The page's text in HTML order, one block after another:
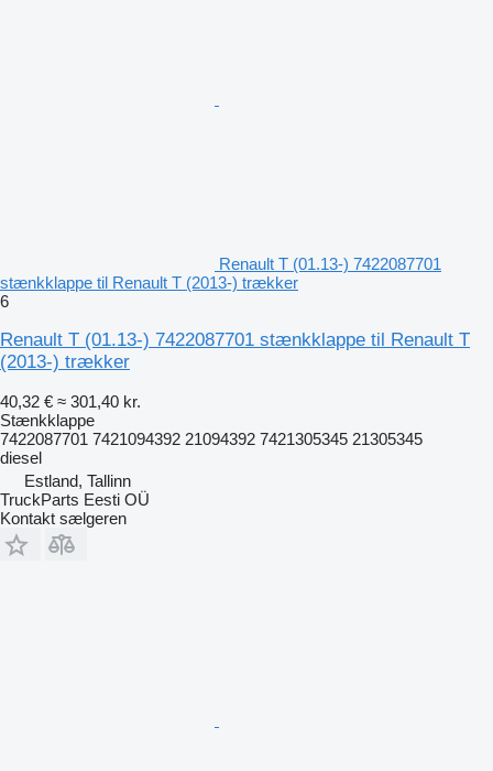
Renault T (01.13-) 7422087701
stænkklappe til Renault T (2013-) trækker
6
Renault T (01.13-) 7422087701 stænkklappe til Renault T
(2013-) trækker
40,32 € ≈ 301,40 kr.
Stænkklappe
7422087701 7421094392 21094392 7421305345 21305345
diesel
Estland, Tallinn
TruckParts Eesti OÜ
Kontakt sælgeren